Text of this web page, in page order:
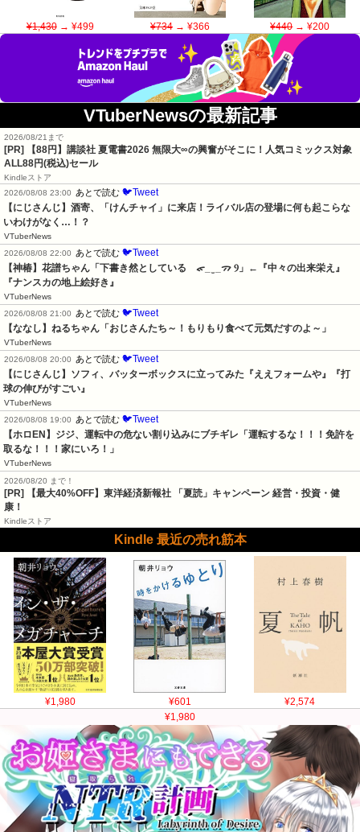
¥1,430→ ¥499 ¥734→ ¥366 ¥440→ ¥200
VTuberNewsの最新記事
2026/08/21まで
[PR]
【88円】講談社 夏電書2026 無限大∞の興奮がそこに！人気コミックス対象
ALL88円(税込)セール
Kindleストア
2026/08/08 23:00
あとで読む 🐦Tweet
【にじさんじ】酒寄、「けんチャイ」に来店！ライバル店の登場に何も起こらな
いわけがなく…！？
VTuberNews
2026/08/08 22:00
あとで読む 🐦Tweet
【神椿】花譜ちゃん「下書き然としている　ᯠ_ ̫ _ᯄ Ⳋ」←『中々の出来栄え』
『ナンスカの地上絵好き』
VTuberNews
2026/08/08 21:00
あとで読む 🐦Tweet
【ななし】ねるちゃん「おじさんたち～！もりもり食べて元気だすのよ～」
VTuberNews
2026/08/08 20:00
あとで読む 🐦Tweet
【にじさんじ】ソフィ、バッターボックスに立ってみた『ええフォームや』『打
球の伸びがすごい』
VTuberNews
2026/08/08 19:00
あとで読む 🐦Tweet
【ホロEN】ジジ、運転中の危ない割り込みにブチギレ「運転するな！！！免許を
取るな！！！家にいろ！」
VTuberNews
2026/08/20 まで！
[PR]
【最大40%OFF】東洋経済新報社 「夏読」キャンペーン 経営・投資・健
康！
Kindleストア
Kindle 最近の売れ筋本
¥1,980 ¥601
¥2,574
¥1,980